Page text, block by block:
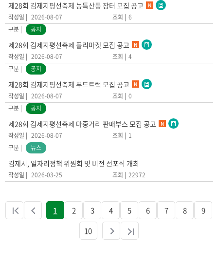
제28회 김제지평선축제 농특산품 장터 모집 공고 N
2026-08-07
6
공지
제28회 김제지평선축제 플리마켓 모집 공고 N
2026-08-07
4
공지
제28회 김제지평선축제 푸드트럭 모집 공고 N
2026-08-07
0
공지
제28회 김제지평선축제 마중거리 판매부스 모집 공고 N
2026-08-07
1
뉴스
김제시, 일자리정책 위원회 및 비전 선포식 개최
2026-03-25 22972
1 2 3 4 5 6 7 8
9
10